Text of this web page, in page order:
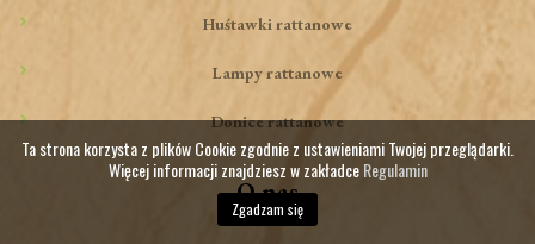
Huśtawki rattanowe
Lampy rattanowe
Donice rattanowe
O nas
Ta strona korzysta z plików Cookie zgodnie z ustawieniami Twojej przeglądarki.
Więcej informacji znajdziesz w zakładceRegulamin
Zgadzam się